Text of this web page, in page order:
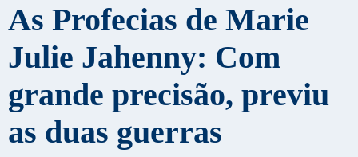
As Profecias de Marie
Julie Jahenny: Com
grande precisão, previu
as duas guerras